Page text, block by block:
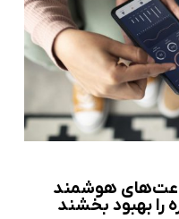
هوشمند
را بهبود بخشند